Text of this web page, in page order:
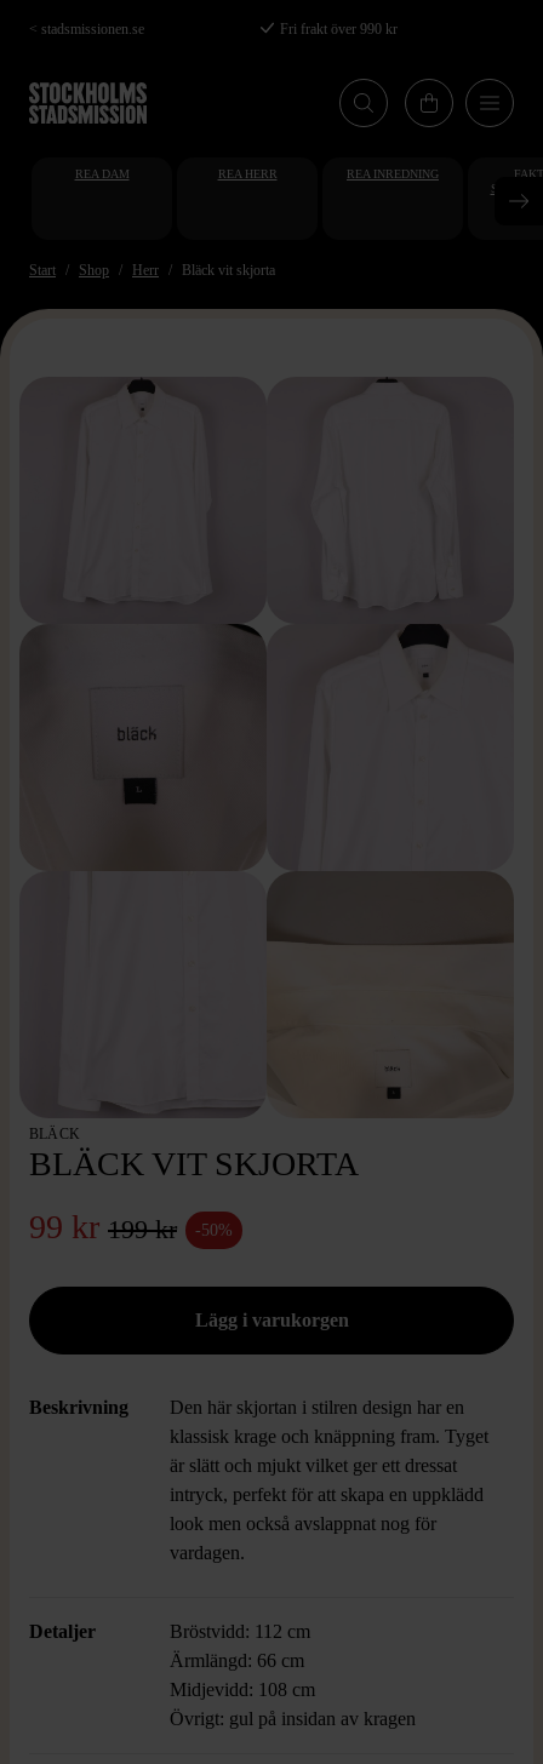
Hoppa
till
huvudinnehåll
< stadsmissionen.se Fri frakt över 990 kr
REA DAM REA HERR REA INREDNING
Start Shop Herr Bläck vit skjorta
BLÄCK
BLÄCK VIT SKJORTA
99 kr 199 kr -50%
Beskrivning
Den här skjortan i stilren design har en
klassisk krage och knäppning fram. Tyget
är slätt och mjukt vilket ger ett dressat
intryck, perfekt för att skapa en uppklädd
look men också avslappnat nog för
vardagen.
Detaljer
Bröstvidd: 112 cm
Ärmlängd: 66 cm
Midjevidd: 108 cm
Övrigt: gul på insidan av kragen